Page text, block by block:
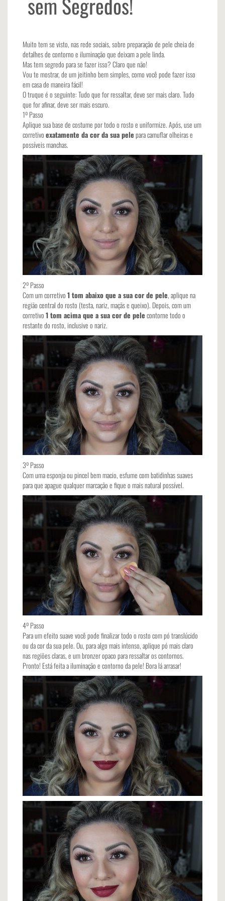
Muito tem se visto, nas rede sociais, sobre preparação de pele cheia de
detalhes de contorno e iluminação que deixam a pele linda.
Mas tem segredo para se fazer isso? Claro que não!
Vou te mostrar, de um jeitinho bem simples, como você pode fazer isso
em casa de maneira fácil!
O truque é o seguinte: Tudo que for ressaltar, deve ser mais claro. Tudo
que for afinar, deve ser mais escuro.
1º Passo
Aplique sua base de costume por todo o rosto e uniformize. Após, use um
corretivoexatamente da cor da sua pelepara camuflar olheiras e
possíveis manchas.
2º Passo
Com um corretivo1 tom abaixo que a sua cor de pele, aplique na
região central do rosto (testa, nariz, maçãs e queixo). Depois, com um
corretivo1 tom acima que a sua cor de pelecontorne todo o
restante do rosto, inclusive o nariz.
3º Passo
Com uma esponja ou pincel bem macio, esfume com batidinhas suaves
para que apague qualquer marcação e fique o mais natural possível.
4º Passo
Para um efeito suave você pode finalizar todo o rosto com pó translúcido
ou da cor da sua pele. Ou, para algo mais intenso, aplique pó mais claro
nas regiões claras, e um bronzer opaco para ressaltar os contornos.
Pronto! Está feita a iluminação e contorno da pele! Bora lá arrasar!